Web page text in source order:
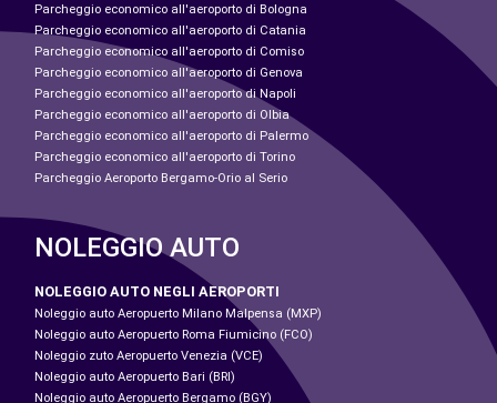
Parcheggio economico all'aeroporto di Bologna
Parcheggio economico all'aeroporto di Catania
Parcheggio economico all'aeroporto di Comiso
Parcheggio economico all'aeroporto di Genova
Parcheggio economico all'aeroporto di Napoli
Parcheggio economico all'aeroporto di Olbia
Parcheggio economico all'aeroporto di Palermo
Parcheggio economico all'aeroporto di Torino
Parcheggio Aeroporto Bergamo-Orio al Serio
NOLEGGIO AUTO
NOLEGGIO AUTO NEGLI AEROPORTI
Noleggio auto Aeropuerto Milano Malpensa (MXP)
Noleggio auto Aeropuerto Roma Fiumicino (FCO)
Noleggio zuto Aeropuerto Venezia (VCE)
Noleggio auto Aeropuerto Bari (BRI)
Noleggio auto Aeropuerto Bergamo (BGY)